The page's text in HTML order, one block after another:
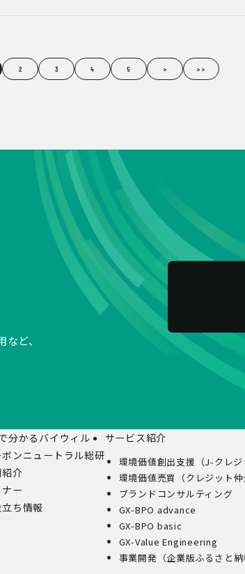
2 3 4 5 > >>
ど、
分かるバイウィル
ボンニュートラル総研
介
ー
立ち情報
サービス紹介
環境価値創出支援（J-クレ
環境価値売買（クレジット仲
ブランドコンサルティング
GX-BPO advance
GX-BPO basic
GX-Value Engineering
事業開発（企業版ふるさと納